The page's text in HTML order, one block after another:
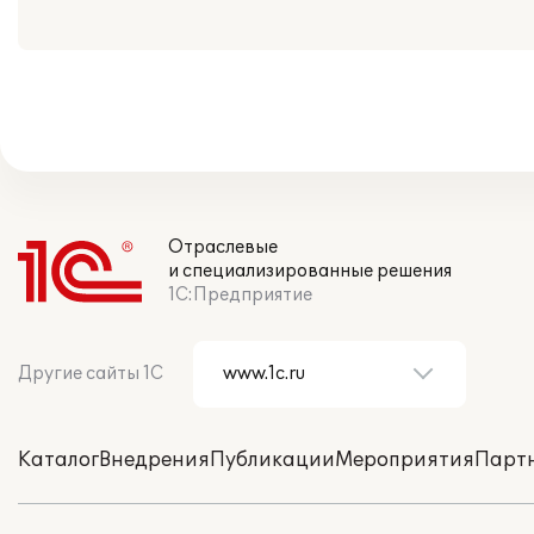
Отраслевые
и специализированные решения
1С:Предприятие
Другие сайты 1С
КаталогВнедренияПубликацииМероприятия